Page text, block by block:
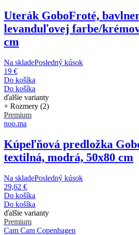
Uterák GoboFroté,
levanduľovej farbe/
cm
Na skladePosledný kúsok
19 €
Do košíka
Do košíka
ďalšie varianty
+ Rozmery (2)
Premium
noo.ma
Kúpeľňová predložka
textilná, modrá, 50x80 cm
Na skladePosledný kúsok
29,62 €
Do košíka
Do košíka
ďalšie varianty
Premium
Cam Cam Copenhagen